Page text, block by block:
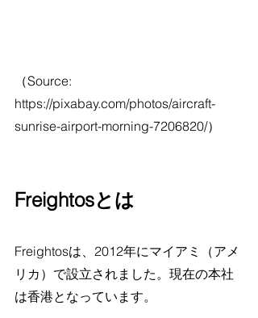
（Source:
https://pixabay.com/photos/aircraft-
sunrise-airport-morning-7206820/）
Freightosとは
Freightosは、2012年にマイアミ（アメ
リカ）で設立されました。現在の本社
は香港となっています。